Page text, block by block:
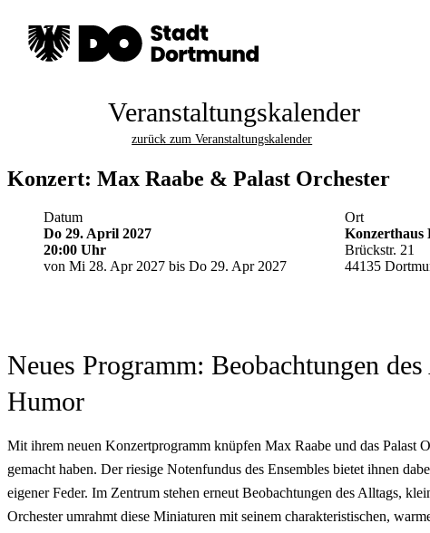
Veranstaltungskalender
zurück zum Veranstaltungskalender
Konzert: Max Raabe & Palast Orchester
Datum
Do 29. April 2027
20:00 Uhr
von Mi 28. Apr 2027 bis Do 29. Apr 2027
Ort
Konzerthaus
Brückstr. 21
44135
Neues Programm: Beobachtungen
Humor
Mit ihrem neuen Konzertprogramm knüpfen Max Raabe und das Palast
gemacht haben. Der riesige Notenfundus des Ensembles bietet ihnen
eigener Feder. Im Zentrum stehen erneut Beobachtungen des Alltags,
Orchester umrahmt diese Miniaturen mit seinem charakteristischen,